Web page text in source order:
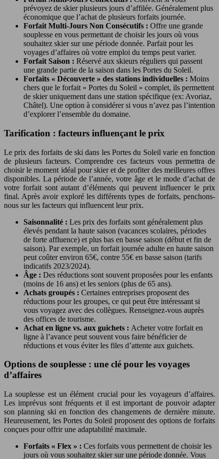
prévoyez de skier plusieurs jours d’affilée. Généralement plus
économique que l’achat de plusieurs forfaits journée.
Forfait Multi-Jours Non Consécutifs : Offre une grande
souplesse en vous permettant de choisir les jours où vous
souhaitez skier sur une période donnée. Parfait pour les
voyages d’affaires où votre emploi du temps peut varier.
Forfait Saison : Réservé aux skieurs réguliers qui passent
une grande partie de la saison dans les Portes du Soleil.
Forfaits « Découverte » des stations individuelles : Moins
chers que le forfait « Portes du Soleil » complet, ils permettent
de skier uniquement dans une station spécifique (ex: Avoriaz,
Châtel). Une option à considérer si vous n’avez pas l’intention
d’explorer l’ensemble du domaine.
Tarification : facteurs influençant le prix
Le prix des forfaits de ski dans les Portes du Soleil varie en fonction
de plusieurs facteurs. Comprendre ces facteurs vous permettra de
choisir le moment idéal pour skier et de profiter des meilleures offres
disponibles. La période de l’année, votre âge et le mode d’achat de
votre forfait sont autant d’éléments qui peuvent influencer le prix
final. Après avoir exploré les différents types de forfaits, penchons-
nous sur les facteurs qui influencent leur prix.
Saisonnalité : Les prix des forfaits sont généralement plus
élevés pendant la haute saison (vacances scolaires, périodes
de forte affluence) et plus bas en basse saison (début et fin de
saison). Par exemple, un forfait journée adulte en haute saison
peut coûter environ 65€, contre 55€ en basse saison (tarifs
indicatifs 2023/2024).
Âge : Des réductions sont souvent proposées pour les enfants
(moins de 16 ans) et les seniors (plus de 65 ans).
Achats groupés : Certaines entreprises proposent des
réductions pour les groupes, ce qui peut être intéressant si
vous voyagez avec des collègues. Renseignez-vous auprès
des offices de tourisme.
Achat en ligne vs. aux guichets : Acheter votre forfait en
ligne à l’avance peut souvent vous faire bénéficier de
réductions et vous éviter les files d’attente aux guichets.
Options de souplesse : une clé pour les voyages
d’affaires
La souplesse est un élément crucial pour les voyageurs d’affaires.
Les imprévus sont fréquents et il est important de pouvoir adapter
son planning ski en fonction des changements de dernière minute.
Heureusement, les Portes du Soleil proposent des options de forfaits
conçues pour offrir une adaptabilité maximale.
Forfaits « Flex » : Ces forfaits vous permettent de choisir les
jours où vous souhaitez skier sur une période donnée. Vous